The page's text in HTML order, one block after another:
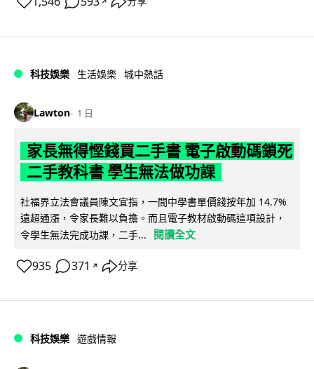
科技娛樂 生活娛樂 城中熱話
Lawton 1 日
家長無得慳錢買二手書 電子啟動碼鎖死
二手教科書 學生無法做功課
社福界立法會議員陳文宜指，一間中學書單價錢按年加 14.7%
遠超通漲，令家長難以負擔。而且電子教材啟動碼這項設計，
令學生無法完成功課，二手...
閱讀全文
935 371 ↗ 分享
科技娛樂 遊戲情報